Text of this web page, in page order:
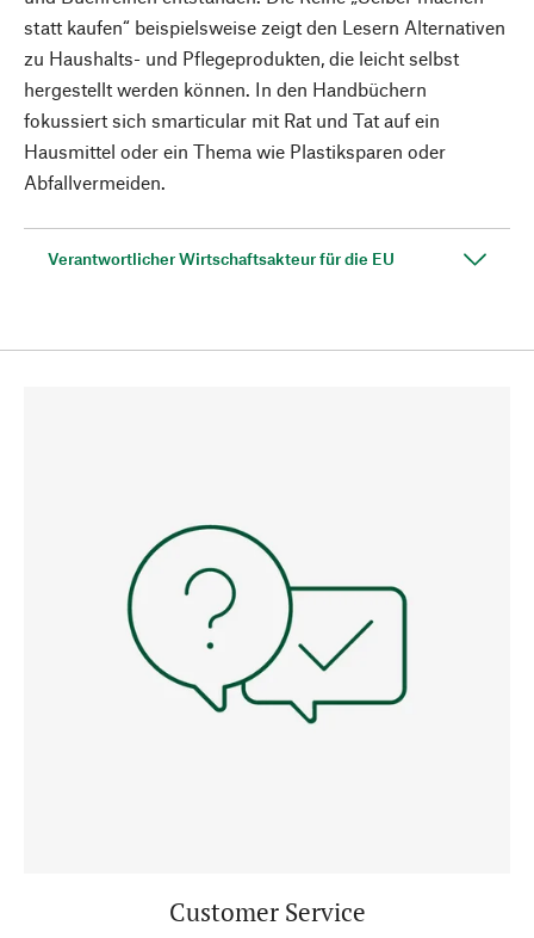
statt kaufen“ beispielsweise zeigt den Lesern Alternativen
zu Haushalts- und Pflegeprodukten, die leicht selbst
hergestellt werden können. In den Handbüchern
fokussiert sich smarticular mit Rat und Tat auf ein
Hausmittel oder ein Thema wie Plastiksparen oder
Abfallvermeiden.
Verantwortlicher Wirtschaftsakteur für die EU
Customer Service